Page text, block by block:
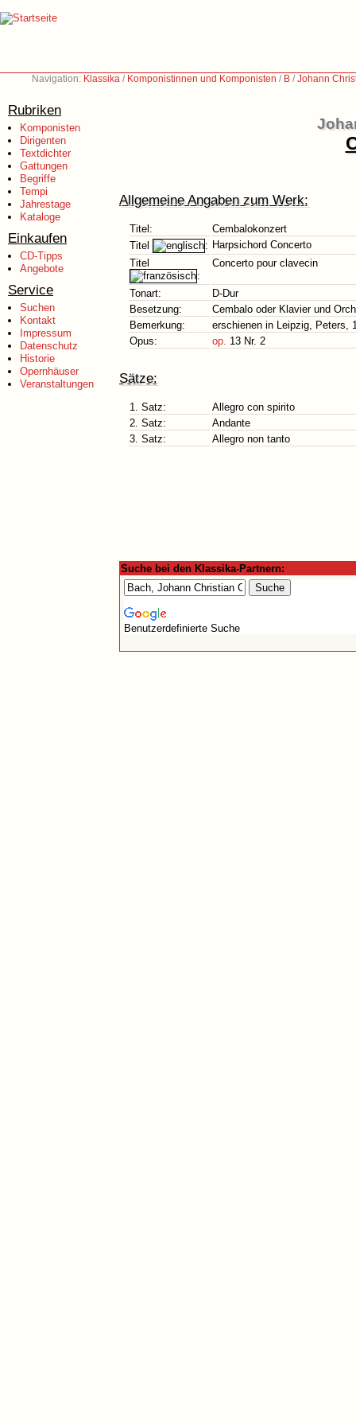
Navigation: Klassika / Komponistinnen und Komponisten / B /Johann
Rubriken
Komponisten
Dirigenten
Textdichter
Gattungen
Begriffe
Tempi
Jahrestage
Kataloge
Einkaufen
CD-Tipps
Angebote
Service
Suchen
Kontakt
Impressum
Datenschutz
Historie
Opernhäuser
Veranstaltungen
Allgemeine Angaben zum Werk:
Titel:
Cembalokonzert
Titel
: Harpsichord Concerto
Titel
:
Concerto pour clavecin
Tonart:
D-Dur
Besetzung:
Cembalo oder Klavier und
Bemerkung:
erschienen in Leipzig, Peters,
Opus:
op. 13 Nr. 2
Sätze:
1. Satz:
Allegro con spirito
2. Satz:
Andante
3. Satz:
Allegro non tanto
Suche bei den Klassika-Partnern:
Benutzerdefinierte Suche